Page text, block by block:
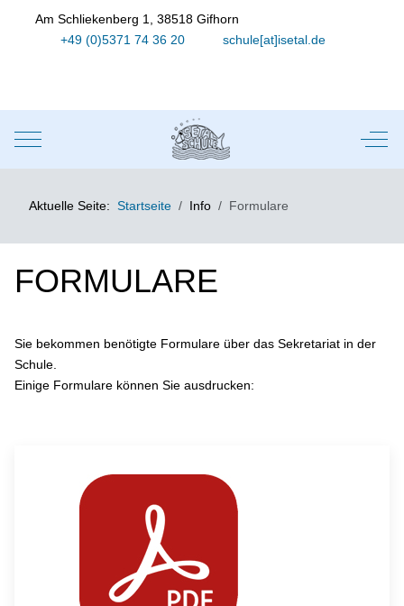
Am Schliekenberg 1, 38518 Gifhorn
+49 (0)5371 74 36 20
schule[at]isetal.de
Mobile Menu Toggle Off-
Aktuelle Seite:Startseite Info Formulare
FORMULARE
Sie bekommen benötigte Formulare über das Sekretariat in der
Schule.
Einige Formulare können Sie ausdrucken: